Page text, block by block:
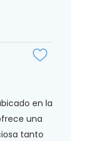
en la
una
tanto